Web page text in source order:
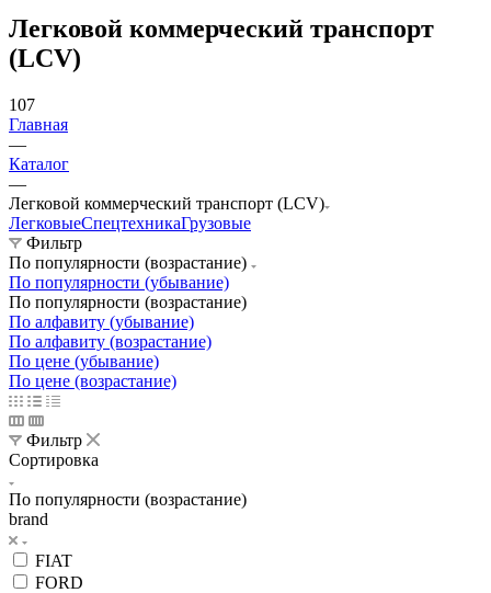
Легковой коммерческий транспорт
(LCV)
107
Главная
—
Каталог
—
Легковой коммерческий транспорт (LCV)
ЛегковыеСпецтехникаГрузовые
Фильтр
По популярности (возрастание)
По популярности (убывание)
По популярности (возрастание)
По алфавиту (убывание)
По алфавиту (возрастание)
По цене (убывание)
По цене (возрастание)
Фильтр
Сортировка
По популярности (возрастание)
brand
FIAT
FORD